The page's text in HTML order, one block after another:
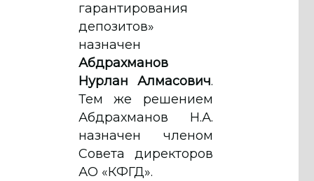
гарантирования
депозитов»
назначен
Абдрахманов
Нурлан Алмасович.
Тем же решением
Абдрахманов Н.А.
назначен членом
Совета директоров
АО «КФГД».